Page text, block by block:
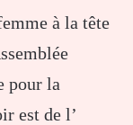
à la tête
pour la
est de l’